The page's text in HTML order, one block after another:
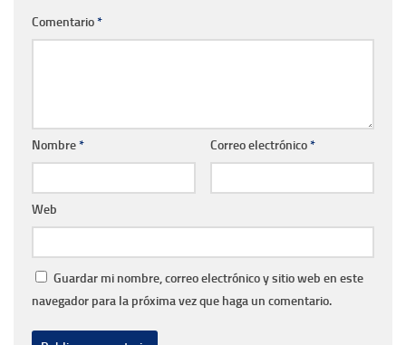
Comentario*
Nombre* Correo electrónico*
Web
Guardar mi nombre, correo electrónico y sitio web en este
navegador para la próxima vez que haga un comentario.